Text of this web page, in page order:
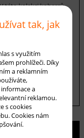
této kolekci koberců
vzorů v různých
se zabránilo jejich
měsíců je možné
ceny
tak, jak
s využitím
prohlížeči. Díky
a reklamním
a
reklamou.
s cookies
Cookies nám